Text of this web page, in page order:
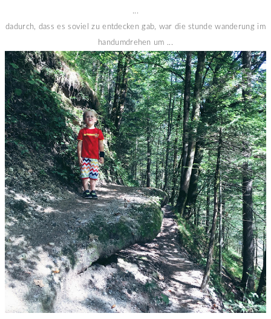
...
dadurch, dass es soviel zu entdecken gab, war die stunde wanderung im
handumdrehen um ...